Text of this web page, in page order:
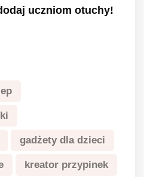
uczniom otuchy!
gadżety dla dzieci
kreator przypinek